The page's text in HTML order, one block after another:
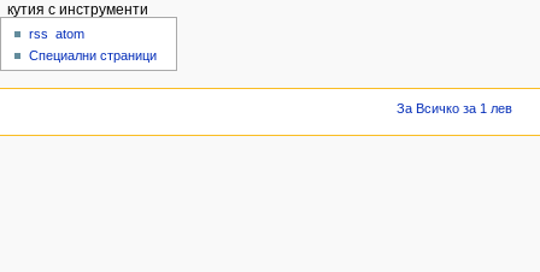
кутия с инструменти
rss
atom
Специални страници
За Всичко за 1 лев